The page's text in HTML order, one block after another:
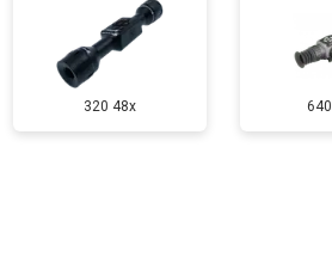
320 48x